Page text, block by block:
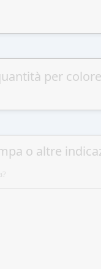
per colore
o altre